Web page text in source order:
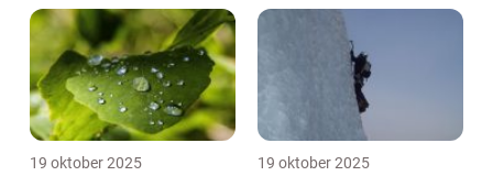
19 oktober 2025 19 oktober 2025